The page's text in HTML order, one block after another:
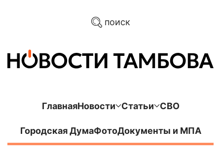
поиск
ГлавнаяНовости Статьи СВО
Городская ДумаФотоДокументы и МПА